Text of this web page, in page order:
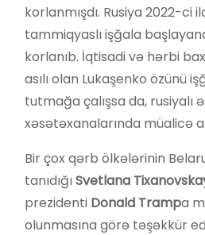
korlanmışdı. Rusiya 2022-ci
tammiqyaslı işğala
korlanıb. İqtisadi və hərbi
asılı olan Lukaşenko özünü
tutmağa çalışsa da, rusiyalı
xəsətəxanalarında müalicə
Bir çox qərb ölkələrinin
tanıdığıSvetlana
prezidenti Donald Trampa
olunmasına görə təşəkkür